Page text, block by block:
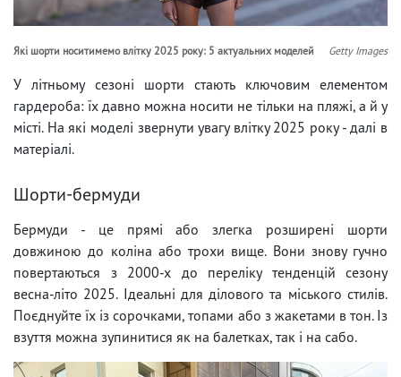
Які шорти носитимемо влітку 2025 року: 5 актуальних моделей Getty Images
У літньому сезоні шорти стають ключовим елементом
гардероба: їх давно можна носити не тільки на пляжі, а й у
місті. На які моделі звернути увагу влітку 2025 року - далі в
матеріалі.
Шорти-бермуди
Бермуди - це прямі або злегка розширені шорти
довжиною до коліна або трохи вище. Вони знову гучно
повертаються з 2000-х до переліку тенденцій сезону
весна-літо 2025. Ідеальні для ділового та міського стилів.
Поєднуйте їх із сорочками, топами або з жакетами в тон. Із
взуття можна зупинитися як на балетках, так і на сабо.